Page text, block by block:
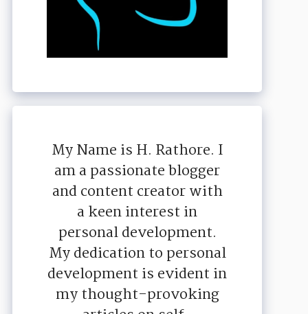
My Name is H. Rathore. I
am a passionate blogger
and content creator with
a keen interest in
personal development.
My dedication to personal
development is evident in
my thought-provoking